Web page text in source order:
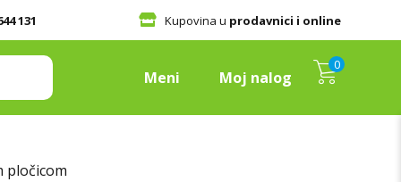
131 Kupovina u prodavnici i online
Meni Moj nalog
0
pločicom